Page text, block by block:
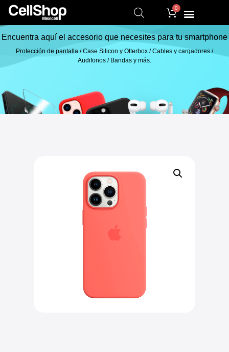
0
Encuentra aquí el accesorio que necesites para tu smartphone
Protección de pantalla / Case Silicon y Otterbox / Cables y cargadores /
Audifonos / Bandas y más.